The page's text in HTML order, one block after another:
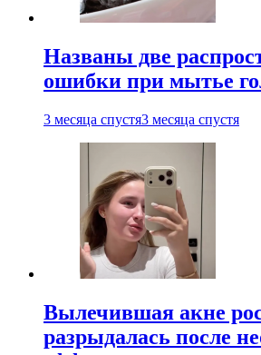
Названы две
ошибки при мытье
3 месяца спустя3 месяца спустя
Вылечившая акне
разрыдалась после